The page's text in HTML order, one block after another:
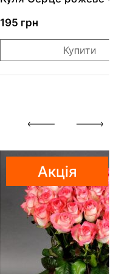
195 грн
Купити
Акція